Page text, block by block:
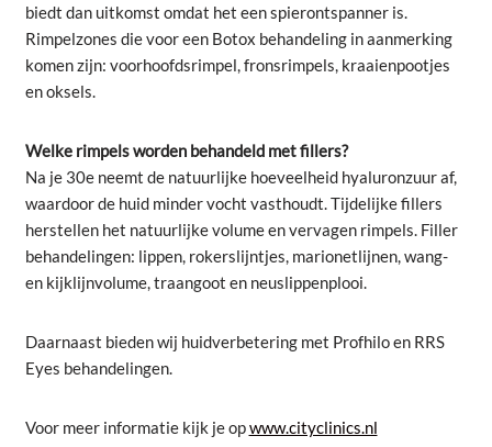
biedt dan uitkomst omdat het een spierontspanner is.
Rimpelzones die voor een Botox behandeling in aanmerking
komen zijn: voorhoofdsrimpel, fronsrimpels, kraaienpootjes
en oksels.
Welke rimpels worden behandeld met fillers?
Na je 30e neemt de natuurlijke hoeveelheid hyaluronzuur af,
waardoor de huid minder vocht vasthoudt. Tijdelijke fillers
herstellen het natuurlijke volume en vervagen rimpels. Filler
behandelingen: lippen, rokerslijntjes, marionetlijnen, wang-
en kijklijnvolume, traangoot en neuslippenplooi.
Daarnaast bieden wij huidverbetering met Profhilo en RRS
Eyes behandelingen.
Voor meer informatie kijk je opwww.cityclinics.nl